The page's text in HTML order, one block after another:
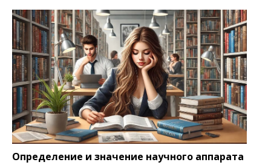
Определение и значение научного аппарата